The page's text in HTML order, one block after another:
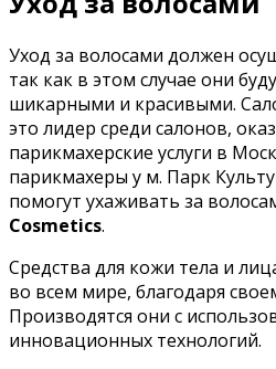
Уход за волосами должен
так как в этом случае они
шикарными и красивыми.
это лидер среди салонов,
парикмахерские услуги в
парикмахеры у м. Парк
помогут ухаживать за
Cosmetics.
Средства для кожи тела и
во всем мире, благодаря
Производятся они с
инновационных технологий.